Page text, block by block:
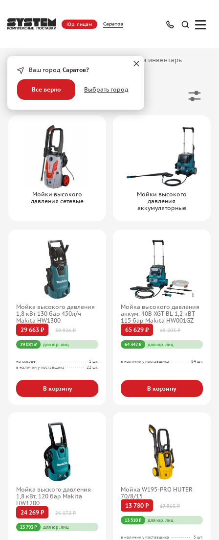
Ваш город Саратов?
Все верно Выбрать город
Юр. лицам Саратов
Главная
Садовый инструмент и инвентарь
Мойки высокого давления
Мойки высокого давления
Мойки высокого
давления сетевые
Мойки высокого
давления
аккумуляторные
Мойка высокого давления
1,8 кВт 130 бар 450л/ч
Makita HW1300
29 663 ₽
30 826 ₽
29 081 ₽ для юр. лиц
на складе
1 шт.
в наличии у поставщика
22 шт.
В корзину
Мойка высокого давления
аккум. 40В XGT BL 1,2 кВТ
115 бар Makita HW001GZ
65 629 ₽
68 203 ₽
64 342 ₽ для юр. лиц
в наличии у поставщика 84 шт.
В корзину
Мойка выского давления
1,8 кВт, 120 бар Makita
HW1200
24 269 ₽
26 172 ₽
23 793 ₽ для юр. лиц
Мойка W195-PRO HUTER
70/8/15
13 780 ₽
17 563 ₽
13 510 ₽ для юр. лиц
в наличии у поставщика 5 шт.